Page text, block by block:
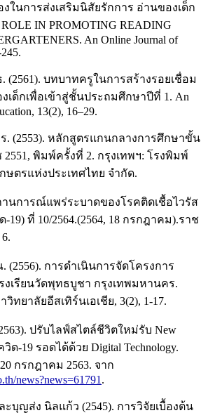
ในการส่งเสริมนิสัยรักการ อ่านของเด็ก
IN PROMOTING READING
An Online Journal of
บทบาทครูในการสร้างรอยเชื่อม
เด็กเพื่อเข้าสู่ชั้นประถมศึกษาปีที่ 1. An
13(2), 16–29.
. (2553). หลักสูตรแกนกลางการศึกษาขั้น
พิมพ์ครั้งที่ 2. กรุงเทพฯ: โรงพิมพ์
ตรแห่งประเทศไทย จำกัด.
นการณ์แพร่ระบาดของโรคติดเชื้อไวรัส
19) ที่ 10/2564.(2564, 18 กรกฎาคม).ราช
การดำเนินการจัดโครงการ
เรียนวัดพุทธบูชา กรุงเทพมหานคร.
ทยาลัยอีสเทิร์นเอเชีย, 3(2), 1-17.
ปรับไลฟ์สไตล์ชีวิตใหม่รับ New
ด-19 รอดได้ด้วย Digital Technology.
กรกฎาคม 2563. จาก
news?news=61791 .
บุญส่ง นิลแก้ว (2545). การวิจัยเบื้องต้น